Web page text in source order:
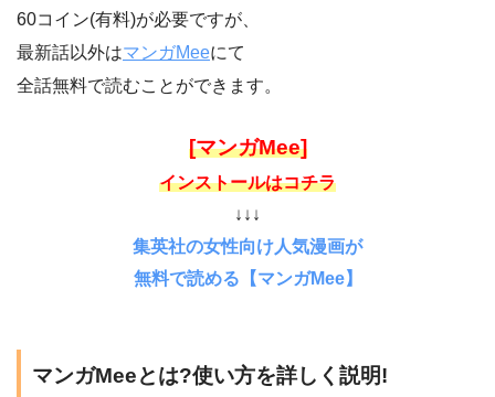
60コイン(有料)が必要ですが、
最新話以外はマンガMeeにて
全話無料で読むことができます。
[マンガMee]
インストールはコチラ
↓↓↓
集英社の女性向け人気漫画が
無料で読める【マンガMee】
マンガMeeとは?使い方を詳しく説明!